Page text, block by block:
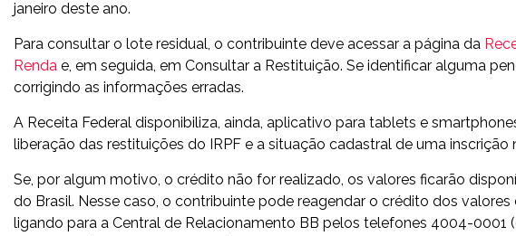
janeiro deste ano.
Para consultar o lote residual, o contribuinte deve acessar a página da
Renda e, em seguida, em Consultar a Restituição. Se identificar alguma
corrigindo as informações erradas.
A Receita Federal disponibiliza, ainda, aplicativo para tablets e
liberação das restituições do IRPF e a situação cadastral de uma inscrição
Se, por algum motivo, o crédito não for realizado, os valores ficarão
do Brasil. Nesse caso, o contribuinte pode reagendar o crédito dos
ligando para a Central de Relacionamento BB pelos telefones 4004-0001